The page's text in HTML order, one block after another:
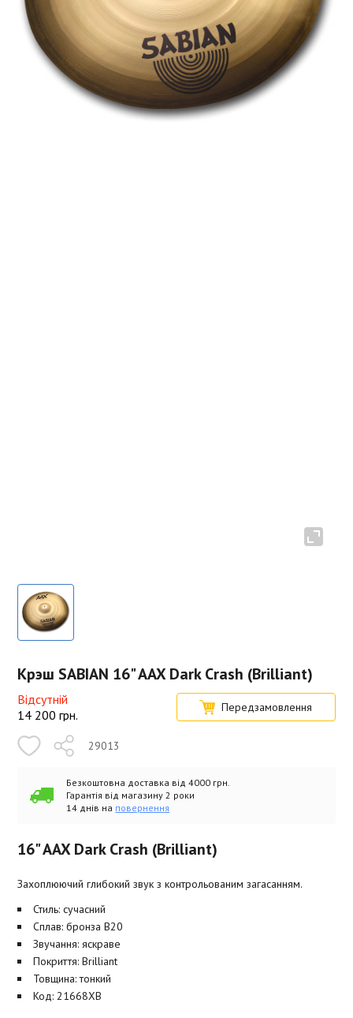
Крэш SABIAN 16" AAX Dark Crash (Brilliant)
Відсутній
14 200 грн. Передзамовлення
29013
Безкоштовна доставка від 4000 грн.
Гарантія від магазину 2 роки
14 днів на повернення
16" AAX Dark Crash (Brilliant)
Захоплюючий глибокий звук з контрольованим загасанням.
Стиль: сучасний
Сплав: бронза B20
Звучання: яскраве
Покриття: Brilliant
Товщина: тонкий
Код: 21668XB